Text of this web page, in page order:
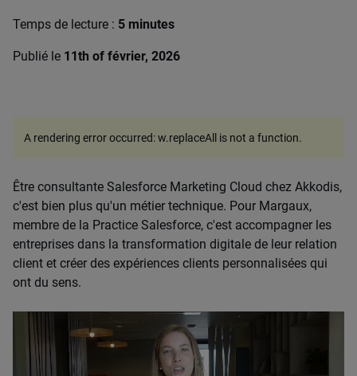
Temps de lecture : 5 minutes
Publié le 11th of février, 2026
Être consultante Salesforce Marketing Cloud chez Akkodis,
c'est bien plus qu'un métier technique. Pour Margaux,
membre de la Practice Salesforce, c'est accompagner les
entreprises dans la transformation digitale de leur relation
client et créer des expériences clients personnalisées qui
ont du sens.
A rendering error occurred:w.replaceAll is not a function.